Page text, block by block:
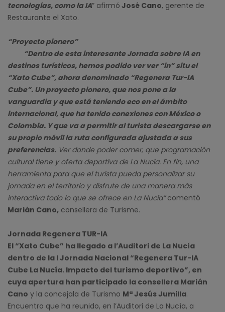
tecnologías, como la IA” afirmó José Cano, gerente de
Restaurante el Xato.
“Proyecto pionero”
“Dentro de esta interesante Jornada sobre IA en
destinos turísticos, hemos podido ver ver “in” situ el
“Xato Cube”, ahora denominado “Regenera Tur-IA
Cube”. Un proyecto pionero, que nos pone a la
vanguardia y que está teniendo eco en el ámbito
internacional, que ha tenido conexiones con México o
Colombia. Y que va a permitir al turista descargarse en
su propio móvil la ruta configurada ajustada a sus
preferencias. Ver donde poder comer, que programación
cultural tiene y oferta deportiva de La Nucía. En fin, una
herramienta para que el turista pueda personalizar su
jornada en el territorio y disfrute de una manera más
interactiva todo lo que se ofrece en La Nucía”comentó
Marián Cano, consellera de Turisme.
Jornada Regenera TUR-IA
El “Xato Cube” ha llegado a l’Auditori de La Nucía
dentro de la I Jornada Nacional “Regenera Tur-IA
Cube La Nucía. Impacto del turismo deportivo”, en
cuya apertura han participado la consellera Marián
Cano y la concejala de Turismo Mª Jesús Jumilla.
Encuentro que ha reunido, en l’Auditori de La Nucía, a